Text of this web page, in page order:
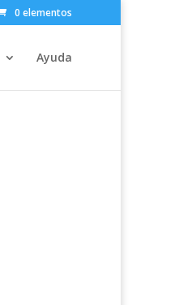
0 elementos
Ayuda